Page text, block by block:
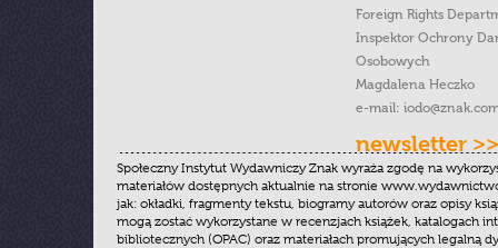
Foreign Rights
Inspektor Ochrony
Osobowych
Magdalena Heczko
e-mail:
newsletter >>
Społeczny Instytut Wydawniczy Znak wyraża zgodę na
materiałów dostępnych aktualnie na stronie
jak: okładki, fragmenty tekstu, biogramy autorów oraz opisy
mogą zostać wykorzystane w recenzjach książek, katalogach
bibliotecznych (OPAC) oraz materiałach promujących legalną